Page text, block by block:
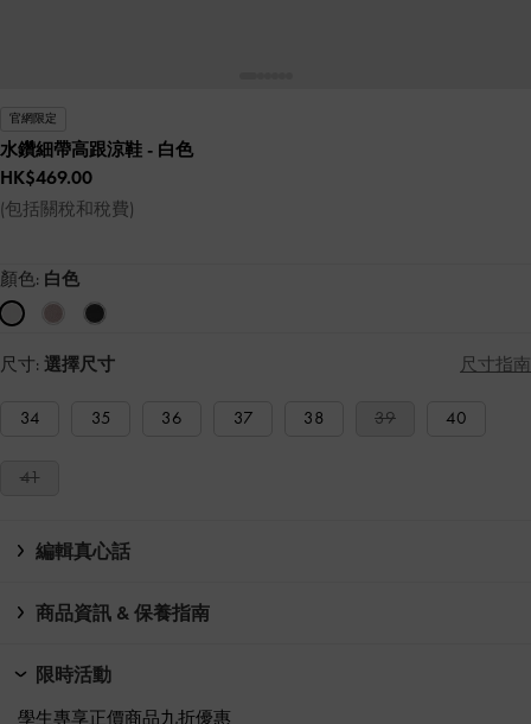
官網限定
水鑽細帶高跟涼鞋 - 白色
HK$469.00
(包括關稅和稅費)
顏色: 白色
尺寸: 選擇尺寸 尺寸指南
34 35 36 37 38 39 40
41
編輯真心話
商品資訊 & 保養指南
限時活動
學生專享正價商品九折優惠